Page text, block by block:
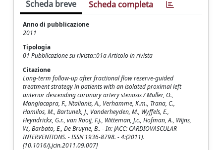
Scheda breve Scheda completa
Anno di pubblicazione
2011
Tipologia
01 Pubblicazione su rivista::01a Articolo in rivista
Citazione
Long-term follow-up after fractional flow reserve-guided
treatment strategy in patients with an isolated proximal left
anterior descending coronary artery stenosis / Muller, O.,
Mangiacapra, F., Ntalianis, A., Verhamme, K.m., Trana, C.,
Hamilos, M., Bartunek, J., Vanderheyden, M., Wyffels, E.,
Heyndrickx, G.r., van Rooij, F.j., Witteman, J.c., Hofman, A., Wijns,
W., Barbato, E., De Bruyne, B.. - In: JACC: CARDIOVASCULAR
INTERVENTIONS. - ISSN 1936-8798. - 4:(2011).
[10.1016/j.jcin.2011.09.007]